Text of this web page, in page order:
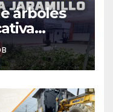
árboles